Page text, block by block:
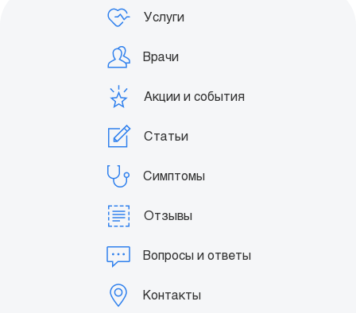
Услуги
Врачи
Акции и события
Статьи
Симптомы
Отзывы
Вопросы и ответы
Контакты